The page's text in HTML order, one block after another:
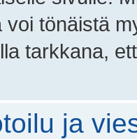
voi tönäistä
tarkkana,
ja